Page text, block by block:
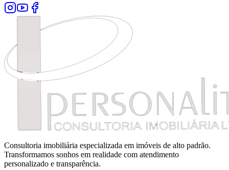
Consultoria imobiliária especializada em imóveis de alto padrão.
Transformamos sonhos em realidade com atendimento
personalizado e transparência.